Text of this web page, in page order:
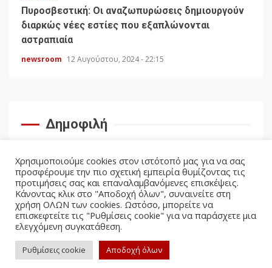
Πυροσβεστική: Οι αναζωπυρώσεις δημιουργούν
διαρκώς νέες εστίες που εξαπλώνονται
αστραπιαία
newsroom 12 Αυγούστου, 2024 - 22:15
Δημοφιλή
Politicus.gr Copyright © All rights reserved.
Χρησιμοποιούμε cookies στον ιστότοπό μας για να σας
προσφέρουμε την πιο σχετική εμπειρία θυμίζοντας τις
προτιμήσεις σας και επαναλαμβανόμενες επισκέψεις.
Κάνοντας κλικ στο "Αποδοχή όλων", συναινείτε στη
χρήση ΟΛΩΝ των cookies. Ωστόσο, μπορείτε να
επισκεφτείτε τις "Ρυθμίσεις cookie" για να παράσχετε μια
ελεγχόμενη συγκατάθεση.
Ρυθμίσεις cookie Αποδοχή όλων